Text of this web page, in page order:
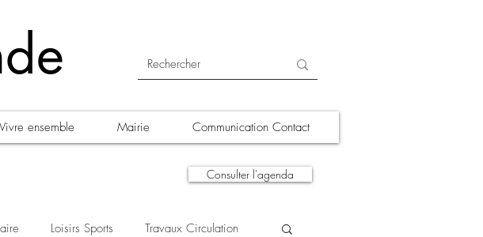
Vivre ensemble Mairie Communication Contact
Consulter l'agenda
Loisirs Sports Travaux Circulation